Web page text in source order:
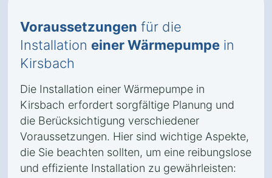
Voraussetzungen für die
Installation einer Wärmepumpe in
Kirsbach
Die Installation einer Wärmepumpe in
Kirsbach erfordert sorgfältige Planung und
die Berücksichtigung verschiedener
Voraussetzungen. Hier sind wichtige Aspekte,
die Sie beachten sollten, um eine reibungslose
und effiziente Installation zu gewährleisten: